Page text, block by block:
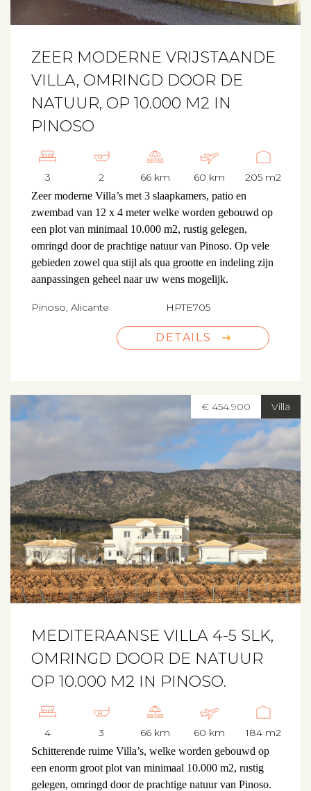
ZEER MODERNE VRIJSTAANDE
VILLA, OMRINGD DOOR DE
NATUUR, OP 10.000 M2 IN
PINOSO
3 2 66 km 60 km 205 m2
Zeer moderne Villa’s met 3 slaapkamers, patio en
zwembad van 12 x 4 meter welke worden gebouwd op
een plot van minimaal 10.000 m2, rustig gelegen,
omringd door de prachtige natuur van Pinoso. Op vele
gebieden zowel qua stijl als qua grootte en indeling zijn
aanpassingen geheel naar uw wens mogelijk.
Pinoso, Alicante HPTE705
DETAILS
Villa
€ 454.900
MEDITERAANSE VILLA 4-5 SLK,
OMRINGD DOOR DE NATUUR
OP 10.000 M2 IN PINOSO.
4 3 66 km 60 km 184 m2
Schitterende ruime Villa’s, welke worden gebouwd op
een enorm groot plot van minimaal 10.000 m2, rustig
gelegen, omringd door de prachtige natuur van Pinoso.